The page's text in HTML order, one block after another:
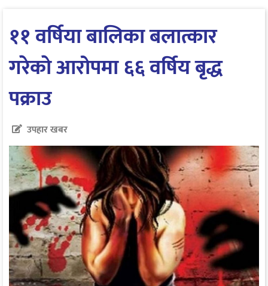
११ वर्षिया बालिका बलात्कार
गरेकाे आरोपमा ६६ वर्षिय बृद्ध
पक्राउ
उपहार खबर